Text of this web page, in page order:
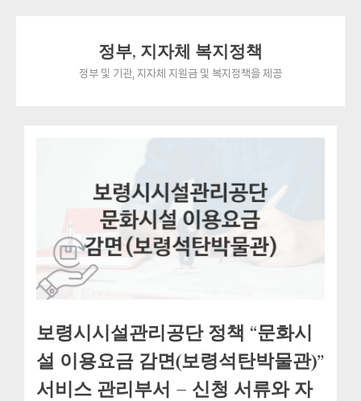
정부, 지자체 복지정책
정부 및 기관, 지자체 지원금 및 복지정책을 제공
보령시시설관리공단 정책 “문화시
설 이용요금 감면(보령석탄박물관)”
서비스 관리부서 – 신청 서류와 자